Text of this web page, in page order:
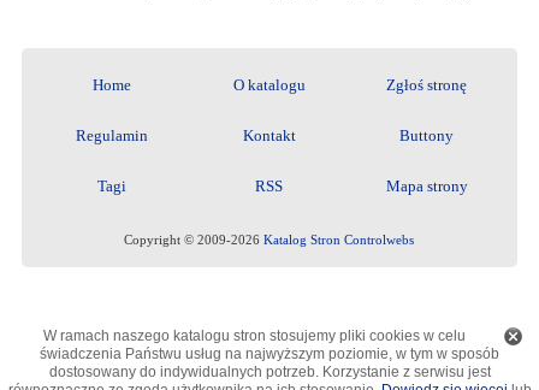
Home O katalogu Zgłoś stronę
Regulamin Kontakt Buttony
Tagi RSS Mapa strony
Copyright © 2009-2026Katalog Stron Controlwebs
W ramach naszego katalogu stron stosujemy pliki cookies w celu
świadczenia Państwu usług na najwyższym poziomie, w tym w sposób
dostosowany do indywidualnych potrzeb. Korzystanie z serwisu jest